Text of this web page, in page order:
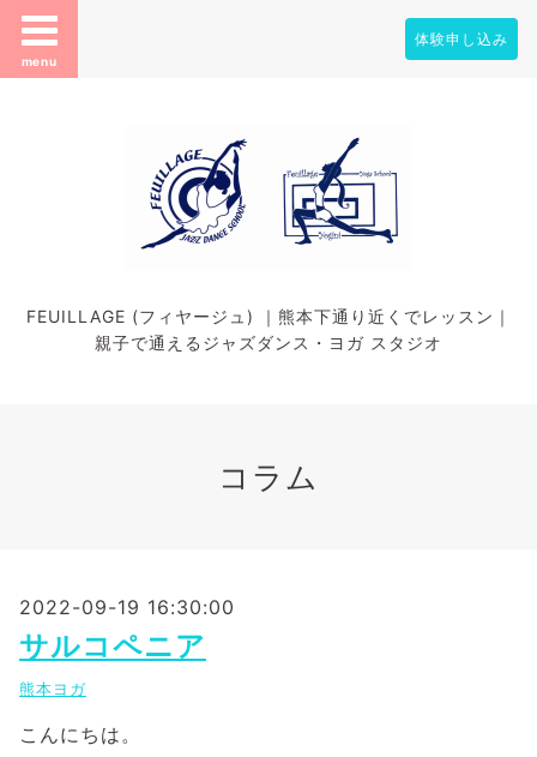
menu
体験申し込み
FEUILLAGE (フィヤージュ) ｜熊本下通り近くでレッスン｜
親子で通えるジャズダンス・ヨガ スタジオ
コラム
2022-09-19 16:30:00
サルコペニア
熊本ヨガ
こんにちは。